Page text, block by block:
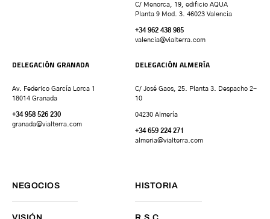
C/ Menorca, 19, edificio AQUA
Planta 9 Mod. 3. 46023 Valencia
+34 962 438 985
valencia@vialterra.com
DELEGACIÓN GRANADA
Av. Federico García Lorca 1
18014 Granada
+34 958 526 230
granada@vialterra.com
DELEGACIÓN ALMERÍA
C/ José Gaos, 25. Planta 3. Despacho 2-
10
04230 Almería
+34 659 224 271
almeria@vialterra.com
NEGOCIOS HISTORIA